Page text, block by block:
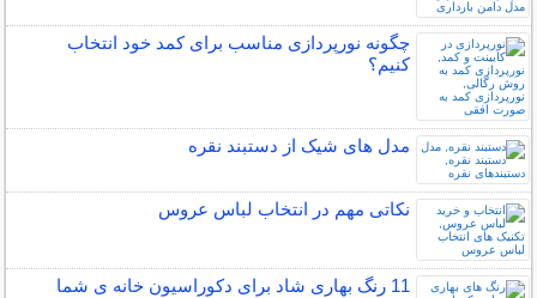
چگونه نورپردازی مناسب برای کمد خود انتخاب
کنیم؟
مدل های شیک از دستبند نقره
نکاتی مهم در انتخاب لباس عروس
11 رنگ بهاری شاد برای دکوراسیون خانه ی شما